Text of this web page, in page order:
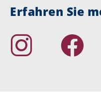
Erfahren Sie